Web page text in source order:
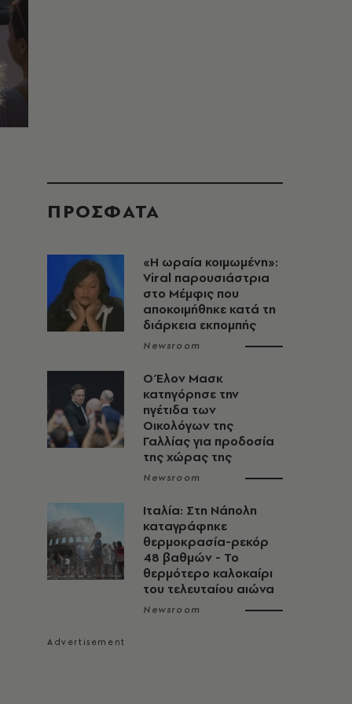
ΠΡΟΣΦΑΤΑ
«H ωραία κοιμωμένη»:
Viral παρουσιάστρια
στο Μέμφις που
αποκοιμήθηκε κατά τη
διάρκεια εκπομπής
Newsroom
Ο Έλον Μασκ
κατηγόρησε την
ηγέτιδα των
Οικολόγων της
Γαλλίας για προδοσία
της χώρας της
Newsroom
Ιταλία: Στη Νάπολη
καταγράφηκε
θερμοκρασία-ρεκόρ
48 βαθμών - To
θερμότερο καλοκαίρι
του τελευταίου αιώνα
Newsroom